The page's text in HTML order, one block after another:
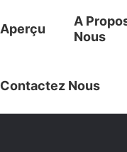
Aperçu
A
Nous
Contactez Nous